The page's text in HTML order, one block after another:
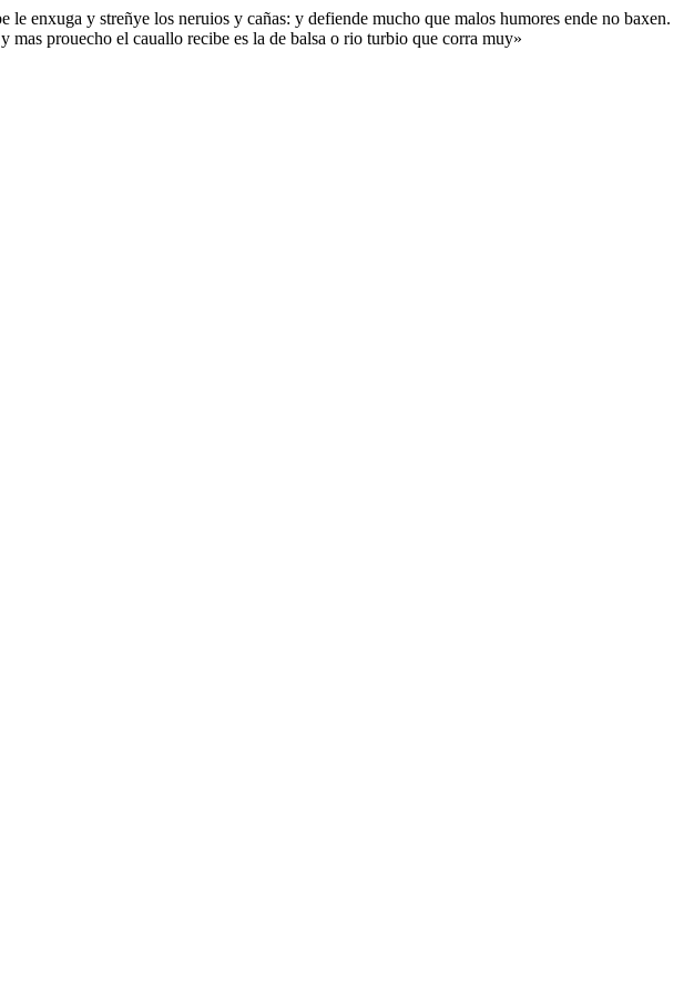
enxuga y streñye los neruios y cañas: y defiende mucho que malos humores ende no baxen.
mas prouecho el cauallo recibe es la de balsa o rio turbio que corra muy»